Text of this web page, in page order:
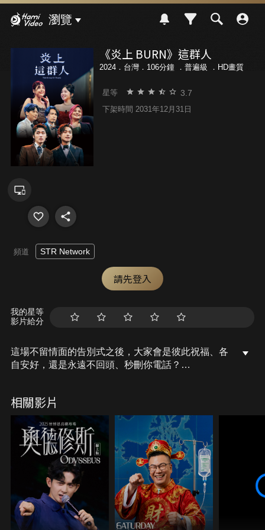
瀏覽
《炎上 BURN》這群人
2024．台灣．106分鐘 ． 普遍級 ．HD畫質
星等 3.7
下架時間 2031年12月31日
頻道 STR Network
請先登入
我的星等
影片給分
這場不留情面的告別式之後，大家會是彼此祝福、各
自安好，還是永遠不回頭、秒刪你電話？
主秀：這群人 TGOP
展榮、展瑞、茵聲、董仔、木星、尼克、石頭
炎上大將軍：陳大天
火伴：唐從聖、鐵牛、黃小柔、楊昇達、酷炫
【關於 STR Network 薩泰爾娛樂】
從線下演出到網路節目，這裡有單口喜劇、冒犯喜
劇、及情境喜劇等各種類型爆笑節目。讓你在家也能
相關影片